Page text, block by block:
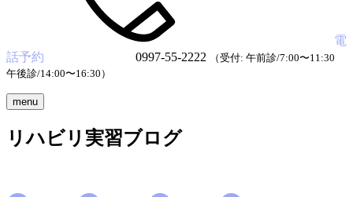
電
話予約
0997-55-2222
（受付: 午前診/7:00〜11:30
午後診/14:00〜16:30）
menu
リハビリ実習ブログ